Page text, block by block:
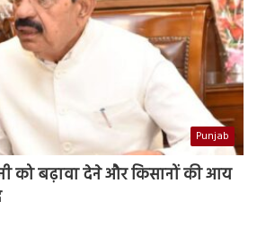
Punjab
को बढ़ावा देने और किसानों की आय